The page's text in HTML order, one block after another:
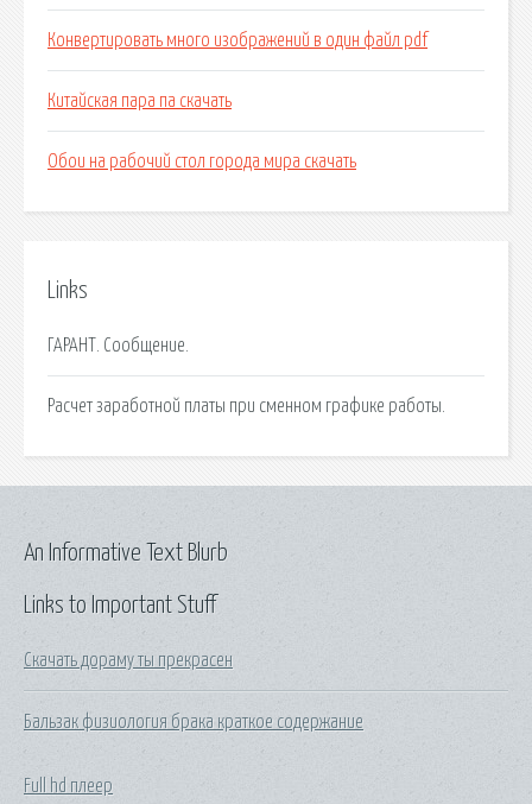
Конвертировать много изображений в один файл pdf
Китайская пара па скачать
Обои на рабочий стол города мира скачать
Links
ГАРАНТ. Сообщение.
Расчет заработной платы при сменном графике работы.
Links to Important Stuff
Скачать дораму ты прекрасен
Бальзак физиология брака краткое содержание
Full hd плеер
An Informative Text Blurb